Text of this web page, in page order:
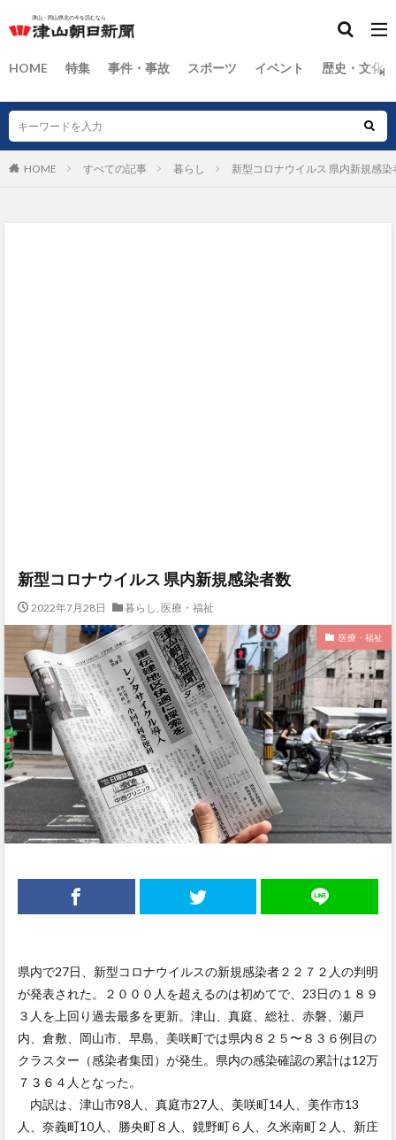
HOME 特集 事件・事故 スポーツ イベント 歴史・文化
HOME すべての記事 暮らし 新型コロナウイルス 県内新規感染
新型コロナウイルス 県内新規感染者数
2022年7月28日 暮らし, 医療・福祉
医療・福祉
県内で27日、新型コロナウイルスの新規感染者２２７２人の判明
が発表された。２０００人を超えるのは初めてで、23日の１８９
３人を上回り過去最多を更新。津山、真庭、総社、赤磐、瀬戸
内、倉敷、岡山市、早島、美咲町では県内８２５〜８３６例目の
クラスター（感染者集団）が発生。県内の感染確認の累計は12万
７３６４人となった。
内訳は、津山市98人、真庭市27人、美咲町14人、美作市13
人、奈義町10人、勝央町８人、鏡野町６人、久米南町２人、新庄